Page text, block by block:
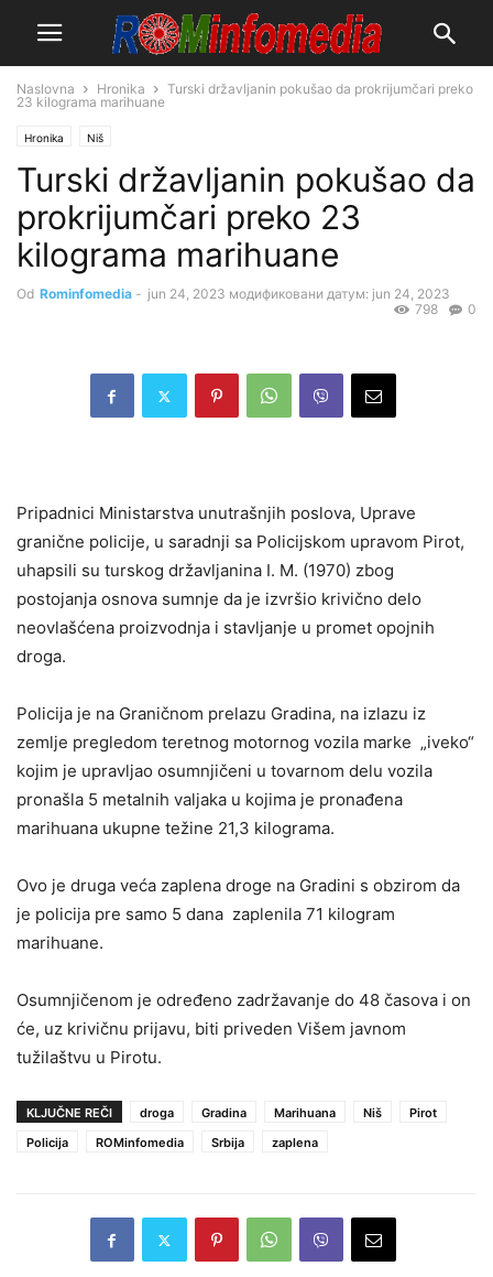
Naslovna Hronika
Turski državljanin pokušao da prokrijumčari preko
23 kilograma marihuane
Hronika Niš
Turski državljanin pokušao da
prokrijumčari preko 23
kilograma marihuane
Od Rominfomedia - jun 24, 2023 модификовани датум: jun 24, 2023
0
798
Pripadnici Ministarstva unutrašnjih poslova, Uprave
granične policije, u saradnji sa Policijskom upravom Pirot,
uhapsili su turskog državlјanina I. M. (1970) zbog
postojanja osnova sumnje da je izvršio krivično delo
neovlašćena proizvodnja i stavlјanje u promet opojnih
droga.
Policija je na Graničnom prelazu Gradina, na izlazu iz
zemlјe pregledom teretnog motornog vozila marke „iveko“
kojim je upravlјao osumnjičeni u tovarnom delu vozila
pronašla 5 metalnih valјaka u kojima je pronađena
marihuana ukupne težine 21,3 kilograma.
Ovo je druga veća zaplena droge na Gradini s obzirom da
je policija pre samo 5 dana zaplenila 71 kilogram
marihuane.
Osumnjičenom je određeno zadržavanje do 48 časova i on
će, uz krivičnu prijavu, biti priveden Višem javnom
tužilaštvu u Pirotu.
KLJUČNE REČI droga Gradina Marihuana Niš
Pirot
Policija
ROMinfomedia Srbija zaplena